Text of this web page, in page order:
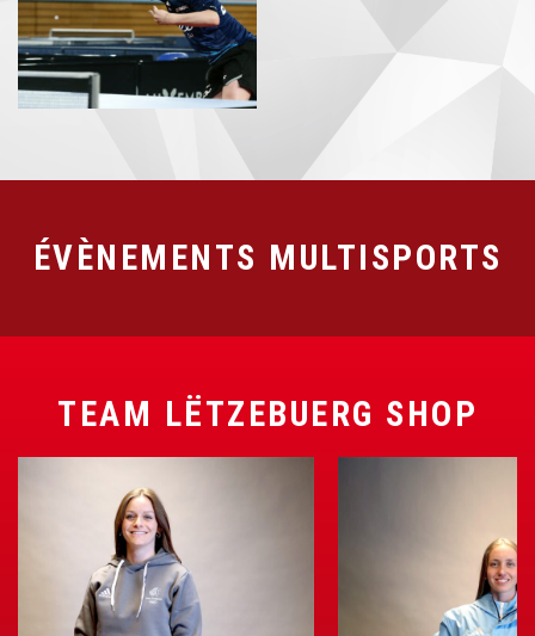
ÉVÈNEMENTS MULTISPORTS
TEAM LËTZEBUERG SHOP